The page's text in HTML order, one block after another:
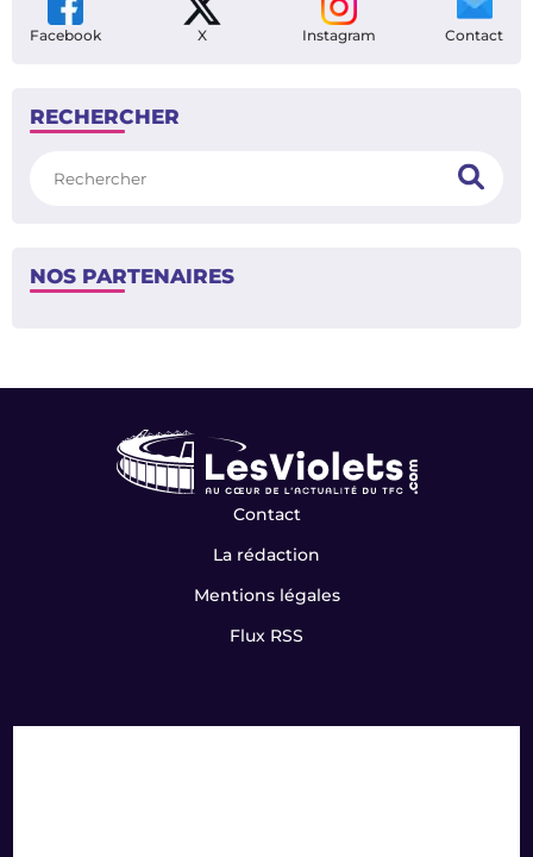
Facebook X Instagram Contact
RECHERCHER
NOS PARTENAIRES
Contact
La rédaction
Mentions légales
Flux RSS